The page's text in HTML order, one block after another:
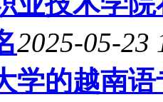
2025-05-23
学的越南